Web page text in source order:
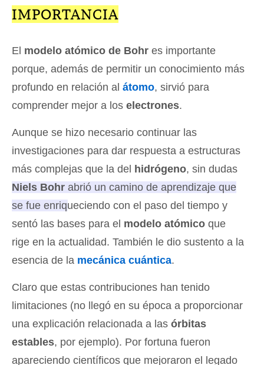
IMPORTANCIA
El modelo atómico de Bohr es importante
porque, además de permitir un conocimiento más
profundo en relación al átomo, sirvió para
comprender mejor a los electrones.
Aunque se hizo necesario continuar las
investigaciones para dar respuesta a estructuras
más complejas que la del hidrógeno, sin dudas
Niels Bohr abrió un camino de aprendizaje que
se fue enriqueciendo con el paso del tiempo y
sentó las bases para el modelo atómico que
rige en la actualidad. También le dio sustento a la
esencia de la mecánica cuántica.
Claro que estas contribuciones han tenido
limitaciones (no llegó en su época a proporcionar
una explicación relacionada a las órbitas
estables, por ejemplo). Por fortuna fueron
apareciendo científicos que mejoraron el legado